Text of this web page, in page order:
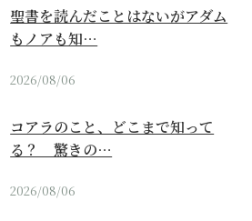
聖書を読んだことはないがアダム
もノアも知…
2026/08/06
コアラのこと、どこまで知って
る？ 驚きの…
2026/08/06